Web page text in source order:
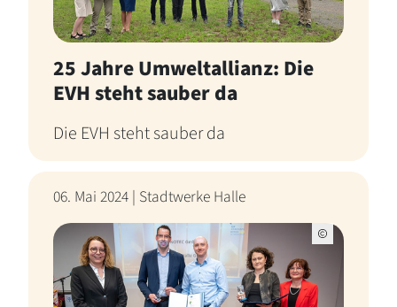
25 Jahre Umweltallianz: Die
EVH steht sauber da
Die EVH steht sauber da
06. Mai 2024 | Stadtwerke Halle